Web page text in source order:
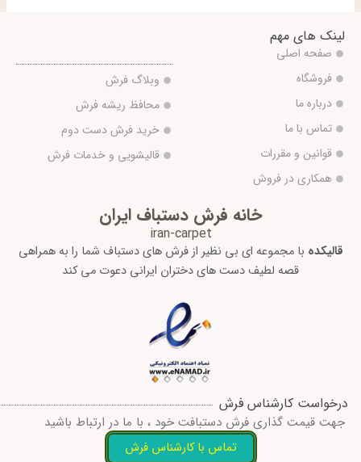
لینک های مهم
صفحه اصلی
فروشگاه
درباره ما
تماس با ما
قوانین و مقررات
همکاری در فروش
وبلاگ فرش
محافظ ریشه فرش
خرید فرش دست دوم
قالیشویی و خدمات فرش
خانه فرش دستباف ایران
iran-carpet
قالیکده با مجموعه ای بی نظیر از فرش های دستباف شما را به همراهی
قصه لطیف دست های دختران ایرانی دعوت می کند
درخواست کارشناس فرش
جهت قیمت گذاری فرش دستبافت خود ، با ما در ارتباط باشید
تماس با کارشناس فرش